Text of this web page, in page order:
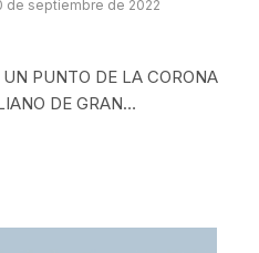
de septiembre de 2022
PUNTO DE LA CORONA
DE GRAN…